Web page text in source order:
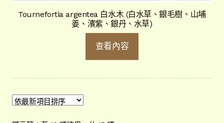
Tournefortia argentea 白水木 (白水草、銀毛樹、山埔
姜、濱紫、銀丹、水草)
查看內容